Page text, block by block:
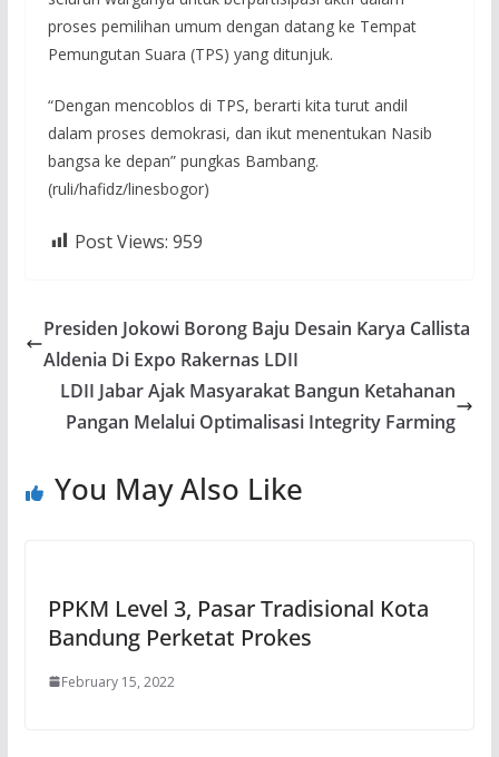
proses pemilihan umum dengan datang ke Tempat
Pemungutan Suara (TPS) yang ditunjuk.
“Dengan mencoblos di TPS, berarti kita turut andil
dalam proses demokrasi, dan ikut menentukan Nasib
bangsa ke depan” pungkas Bambang.
(ruli/hafidz/linesbogor)
Post Views: 959
Presiden Jokowi Borong Baju Desain Karya Callista
Aldenia Di Expo Rakernas LDII
LDII Jabar Ajak Masyarakat Bangun Ketahanan
Pangan Melalui Optimalisasi Integrity Farming
You May Also Like
PPKM Level 3, Pasar Tradisional Kota
Bandung Perketat Prokes
February 15, 2022